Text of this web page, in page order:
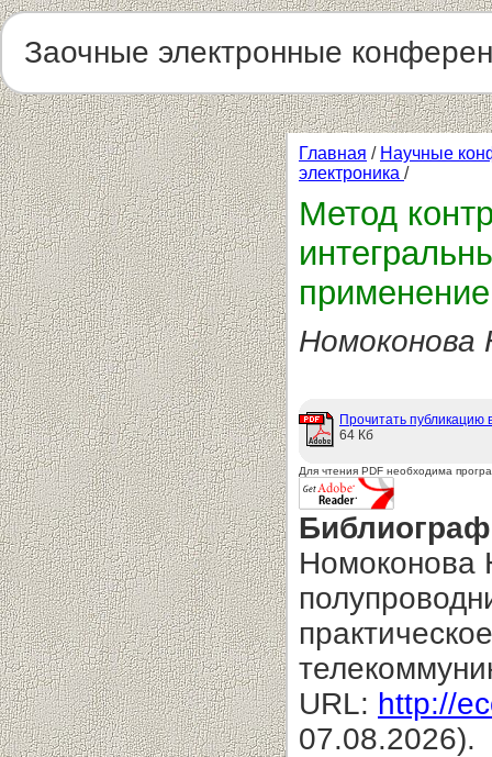
Заочные электронные
Главная / Научные
электроника /
Метод
применение
Номоконова
Прочитать публикацию
64 Кб
Для чтения PDF необходима
Номоконова
URL: http://
07.08.2026).